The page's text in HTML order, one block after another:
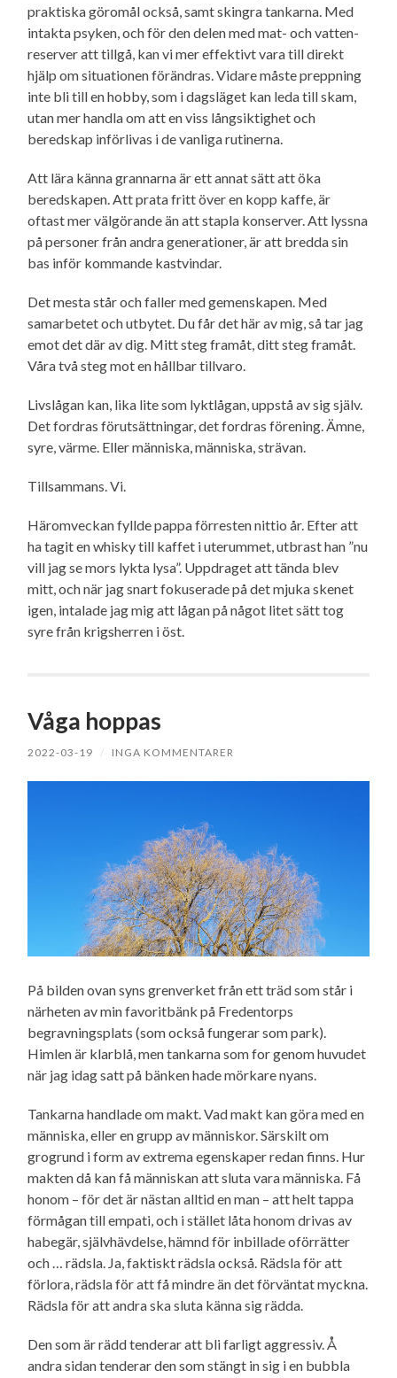
praktiska göromål också, samt skingra tankarna. Med
intakta psyken, och för den delen med mat- och vatten­
reserver att tillgå, kan vi mer effektivt vara till direkt
hjälp om situationen förändras. Vidare måste preppning
inte bli till en hobby, som i dagsläget kan leda till skam,
utan mer handla om att en viss långsiktighet och
beredskap införlivas i de vanliga rutinerna.
Att lära känna grannarna är ett annat sätt att öka
beredskapen. Att prata fritt över en kopp kaffe, är
oftast mer välgörande än att stapla konserver. Att lyssna
på personer från andra generationer, är att bredda sin
bas inför kommande kastvindar.
Det mesta står och faller med gemenskapen. Med
samarbetet och utbytet. Du får det här av mig, så tar jag
emot det där av dig. Mitt steg framåt, ditt steg framåt.
Våra två steg mot en hållbar tillvaro.
Livslågan kan, lika lite som lyktlågan, uppstå av sig själv.
Det fordras förutsättningar, det fordras förening. Ämne,
syre, värme. Eller människa, människa, strävan.
Tillsammans. Vi.
Häromveckan fyllde pappa förresten nittio år. Efter att
ha tagit en whisky till kaffet i uterummet, utbrast han ”nu
vill jag se mors lykta lysa”. Uppdraget att tända blev
mitt, och när jag snart fokuserade på det mjuka skenet
igen, intalade jag mig att lågan på något litet sätt tog
syre från krigsherren i öst.
Våga hoppas
2022-03-19 / INGA KOMMENTARER
På bilden ovan syns grenverket från ett träd som står i
närheten av min favoritbänk på Fredentorps
begravnings­plats (som också fungerar som park).
Himlen är klarblå, men tankarna som for genom huvudet
när jag idag satt på bänken hade mörkare nyans.
Tankarna handlade om makt. Vad makt kan göra med en
människa, eller en grupp av människor. Särskilt om
grogrund i form av extrema egenskaper redan finns. Hur
makten då kan få människan att sluta vara människa. Få
honom – för det är nästan alltid en man – att helt tappa
förmågan till empati, och i stället låta honom drivas av
habegär, självhävdelse, hämnd för inbillade oförrätter
och … rädsla. Ja, faktiskt rädsla också. Rädsla för att
förlora, rädsla för att få mindre än det förväntat myckna.
Rädsla för att andra ska sluta känna sig rädda.
Den som är rädd tenderar att bli farligt aggressiv. Å
andra sidan tenderar den som stängt in sig i en bubbla